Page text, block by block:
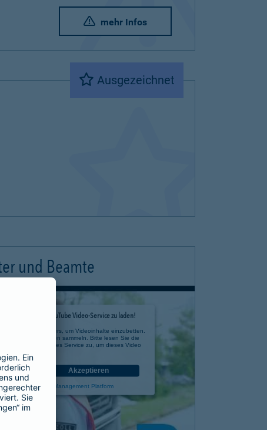
mehr Infos
Ausgezeichnet
und Beamte
um den YouTube Video-Service zu laden!
eines Drittanbieters, um Videoinhalte einzubetten.
zu Ihren Aktivitäten sammeln. Bitte lesen Sie die
Sie der Nutzung des Service zu, um dieses Video
Akzeptieren
Consent Management Platform